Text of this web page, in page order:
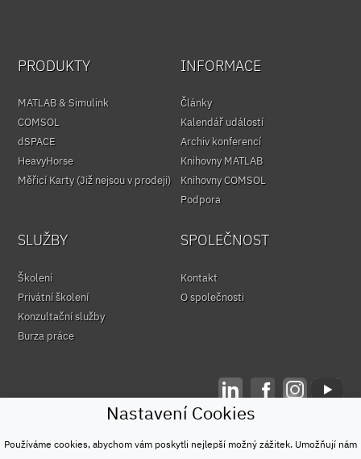
Nastavení Cookies
Používáme cookies, abychom vám poskytli nejlepší možný zážitek. Umožňují nám
PRODUKTY
MATLAB & Simulink
COMSOL
dSPACE
HeavyHorse
Měřicí Karty (Již nejsou v prodeji)
INFORMACE
Články
Kalendář událostí
Archiv konferencí
Knihovny MATLAB
Knihovny COMSOL
Podpora
SLUŽBY
Školení
Privátní školení
Konzultační služby
Burza práce
SPOLEČNOST
Kontakt
O společnosti
© HUMUSOFT 1991 - 2026
Ochrana osobních údajů